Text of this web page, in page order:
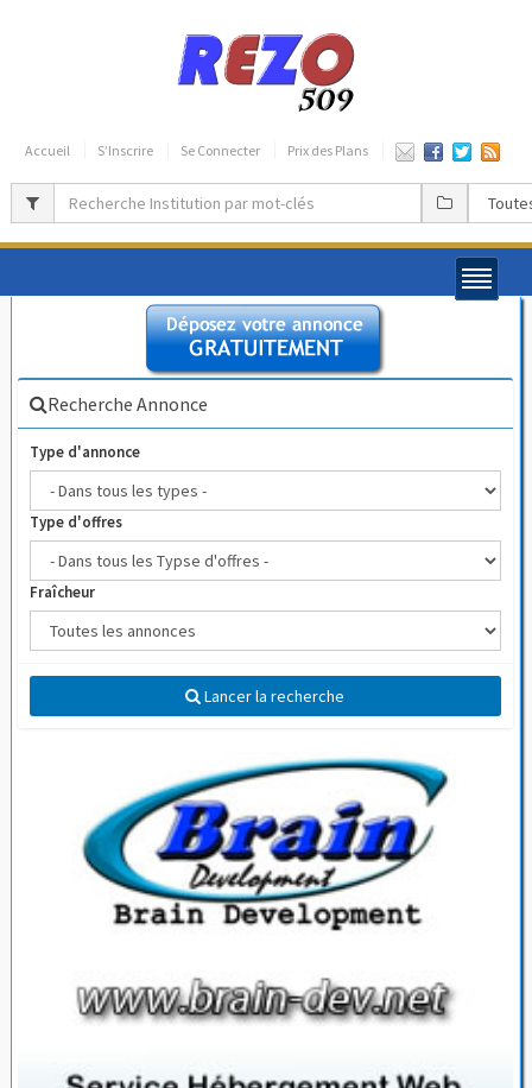
Accueil S’Inscrire Se Connecter Prix des Plans
Recherche Annonce
Type d'annonce
Type d'offres
Fraîcheur
Lancer la recherche